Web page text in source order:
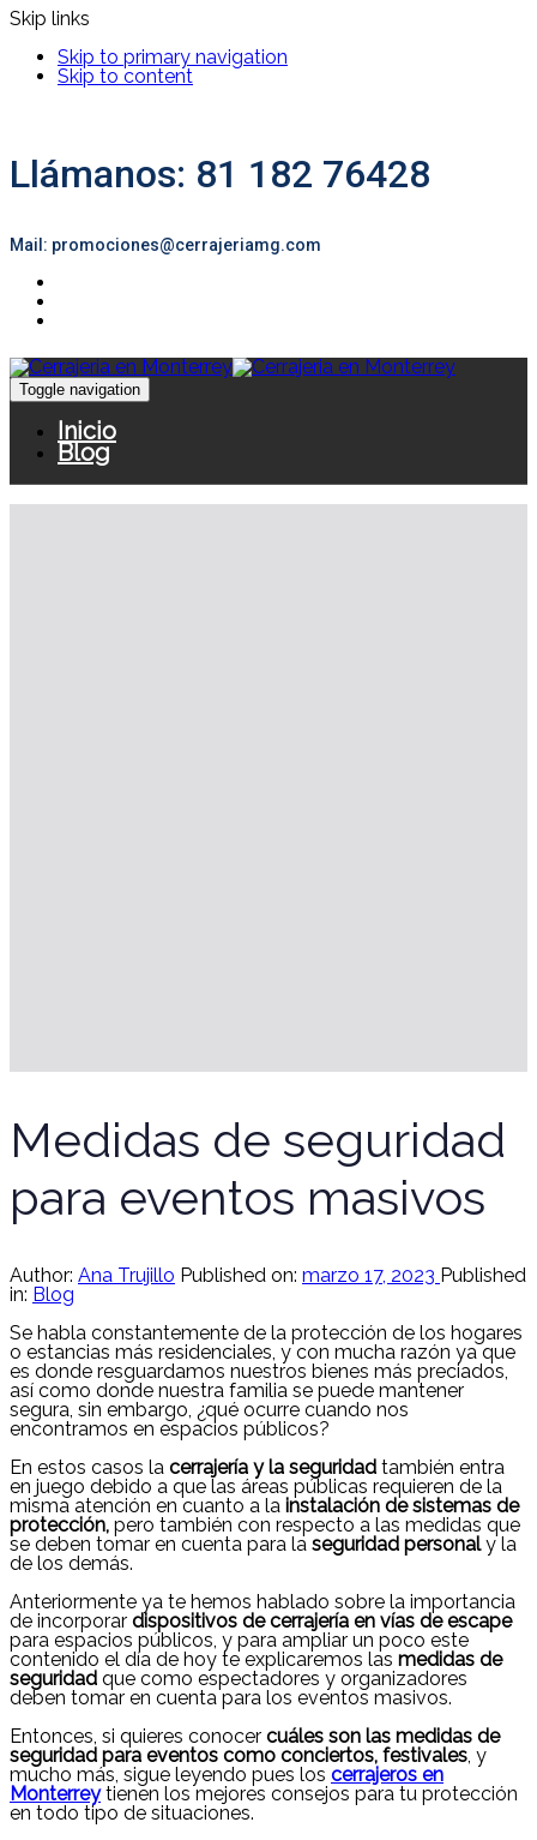
Skip links
Skip to primary navigation
Skip to content
Llámanos: 81 182 76428
Mail: promociones@cerrajeriamg.com
Toggle navigation
Inicio
Blog
Medidas de seguridad
para eventos masivos
Author: Ana Trujillo Published on: marzo 17, 2023 Published
in: Blog
Se habla constantemente de la protección de los hogares
o estancias más residenciales, y con mucha razón ya que
es donde resguardamos nuestros bienes más preciados,
así como donde nuestra familia se puede mantener
segura, sin embargo, ¿qué ocurre cuando nos
encontramos en espacios públicos?
En estos casos la cerrajería y la seguridad también entra
en juego debido a que las áreas públicas requieren de la
misma atención en cuanto a la instalación de sistemas de
protección, pero también con respecto a las medidas que
se deben tomar en cuenta para la seguridad personaly la
de los demás.
Anteriormente ya te hemos hablado sobre la importancia
de incorporar dispositivos de cerrajería en vías de escape
para espacios públicos, y para ampliar un poco este
contenido el día de hoy te explicaremos las medidas de
seguridad que como espectadores y organizadores
deben tomar en cuenta para los eventos masivos.
Entonces, si quieres conocer cuáles son las medidas de
seguridad para eventos como conciertos, festivales, y
mucho más, sigue leyendo pues los cerrajeros en
Monterreytienen los mejores consejos para tu protección
en todo tipo de situaciones.